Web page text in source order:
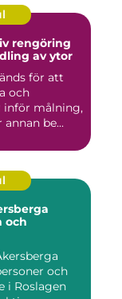
av ytor
för att
och
inför målning,
be...
och
och
i Roslagen